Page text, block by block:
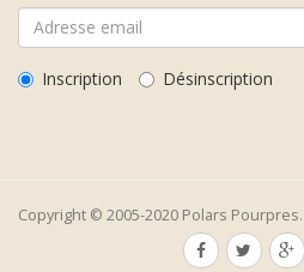
Inscription Désinscription
Copyright © 2005-2020 Polars